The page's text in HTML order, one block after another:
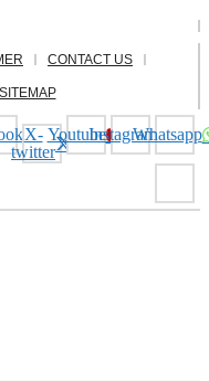
CONTACT US
SITEMAP
X-
twitter
YoutubeInstagramWhatsapp